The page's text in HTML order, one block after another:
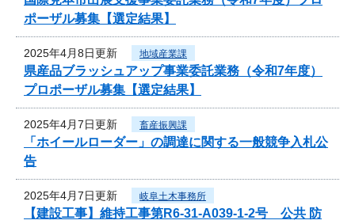
ポーザル募集【選定結果】
2025年4月8日更新 地域産業課
県産品ブラッシュアップ事業委託業務（令和7年度）
プロポーザル募集【選定結果】
2025年4月7日更新 畜産振興課
「ホイールローダー」の調達に関する一般競争入札公
告
2025年4月7日更新 岐阜土木事務所
【建設工事】維持工事第R6-31-A039-1-2号 公共 防